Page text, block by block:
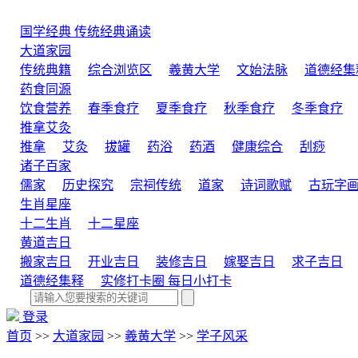
国学经典 传统经典诵读
大道家园
传统典籍
综合浏览区 羲黄大学 文始法脉
道德经集
药食同源
饮食营养
春季食疗 夏季食疗 秋季食疗 冬季食疗
推拿艾灸
推拿
艾灸 拔罐 药浴 药酒 健康综合
刮痧
诸子百家
儒家
历史探究 宗祠传统 道家 诗词歌赋 古玩字画
生肖星座
十二生肖
十二星座
黄道吉日
搬家吉日
开业吉日 装修吉日 嫁娶吉日
求子吉日
道德经集释
实修打卡圈 每日小打卡
登录
首页 >> 大道家园 >> 羲黄大学 >> 学子风采